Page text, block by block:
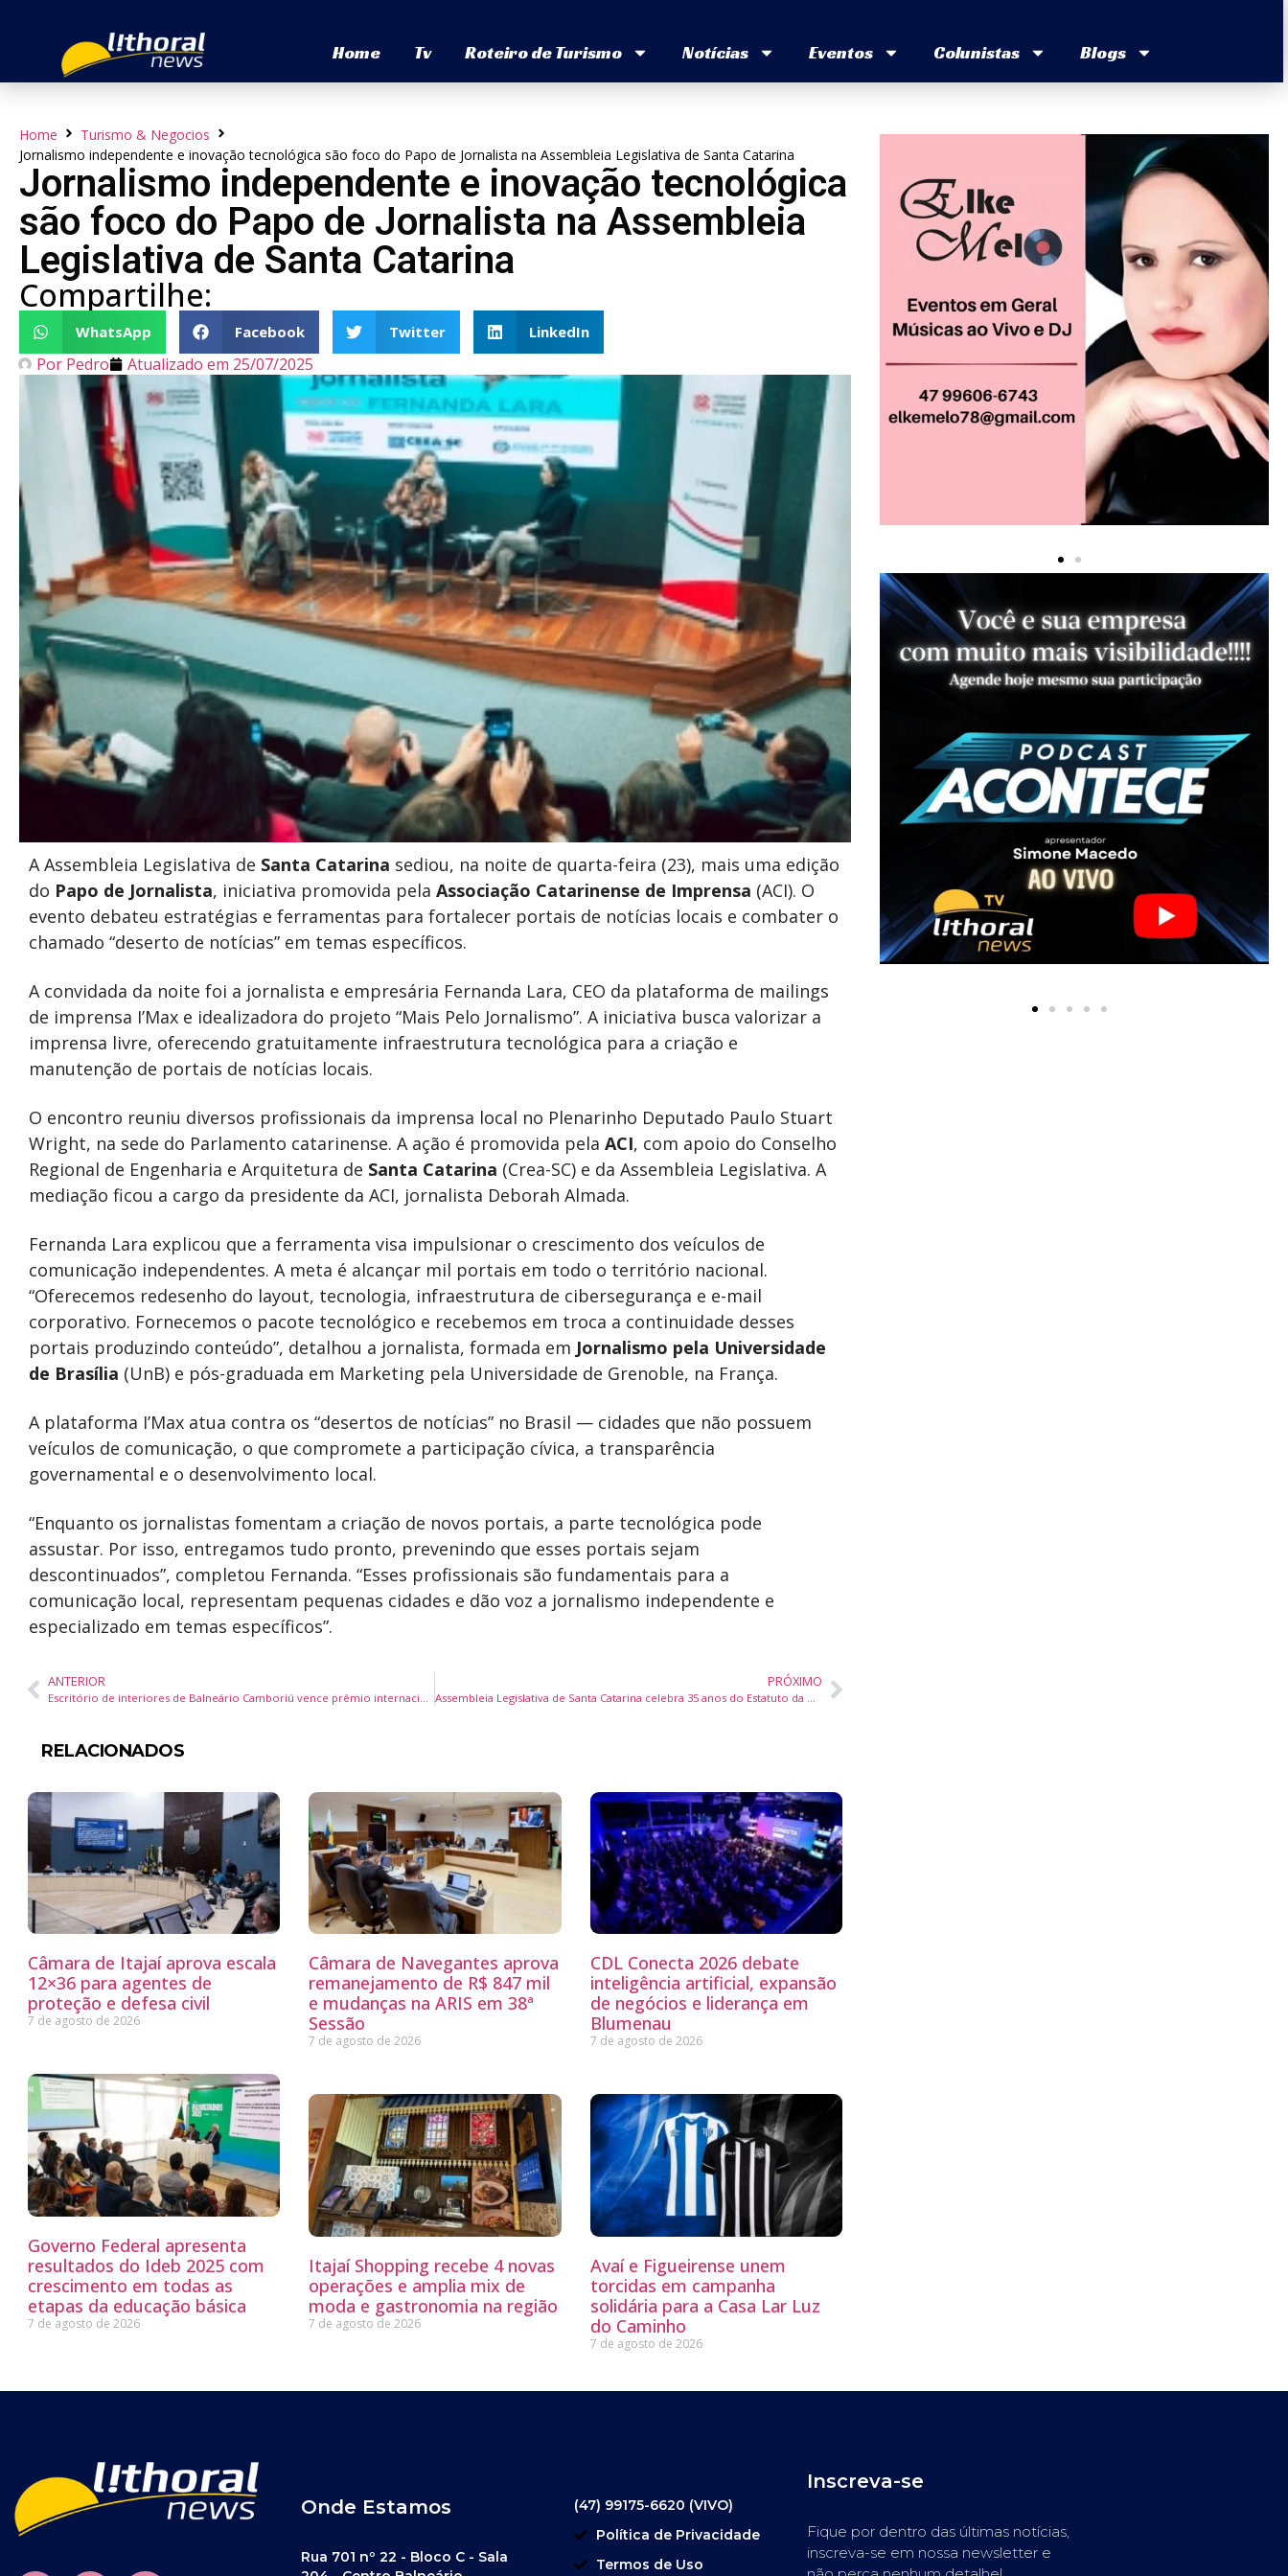
Home Tv Roteiro de Turismo Notícias Eventos Colunistas Blogs
Home
Turismo & Negocios
Jornalismo independente e inovação tecnológica são foco do Papo de Jornalista na Assembleia Legislativa de Santa Catarina
Jornalismo independente e inovação tecnológica
são foco do Papo de Jornalista na Assembleia
Legislativa de Santa Catarina
Compartilhe:
WhatsApp Facebook Twitter LinkedIn
Por Pedro Atualizado em 25/07/2025
A Assembleia Legislativa de Santa Catarina sediou, na noite de quarta-feira (23), mais uma edição
do Papo de Jornalista, iniciativa promovida pela Associação Catarinense de Imprensa (ACI). O
evento debateu estratégias e ferramentas para fortalecer portais de notícias locais e combater o
chamado “deserto de notícias” em temas específicos.
A convidada da noite foi a jornalista e empresária Fernanda Lara, CEO da plataforma de mailings
de imprensa I’Max e idealizadora do projeto “Mais Pelo Jornalismo”. A iniciativa busca valorizar a
imprensa livre, oferecendo gratuitamente infraestrutura tecnológica para a criação e
manutenção de portais de notícias locais.
O encontro reuniu diversos profissionais da imprensa local no Plenarinho Deputado Paulo Stuart
Wright, na sede do Parlamento catarinense. A ação é promovida pela ACI, com apoio do Conselho
Regional de Engenharia e Arquitetura de Santa Catarina (Crea-SC) e da Assembleia Legislativa. A
mediação ficou a cargo da presidente da ACI, jornalista Deborah Almada.
Fernanda Lara explicou que a ferramenta visa impulsionar o crescimento dos veículos de
comunicação independentes. A meta é alcançar mil portais em todo o território nacional.
“Oferecemos redesenho do layout, tecnologia, infraestrutura de cibersegurança e e-mail
corporativo. Fornecemos o pacote tecnológico e recebemos em troca a continuidade desses
portais produzindo conteúdo”, detalhou a jornalista, formada em Jornalismo pela Universidade
de Brasília (UnB) e pós-graduada em Marketing pela Universidade de Grenoble, na França.
A plataforma I’Max atua contra os “desertos de notícias” no Brasil — cidades que não possuem
veículos de comunicação, o que compromete a participação cívica, a transparência
governamental e o desenvolvimento local.
“Enquanto os jornalistas fomentam a criação de novos portais, a parte tecnológica pode
assustar. Por isso, entregamos tudo pronto, prevenindo que esses portais sejam
descontinuados”, completou Fernanda. “Esses profissionais são fundamentais para a
comunicação local, representam pequenas cidades e dão voz a jornalismo independente e
especializado em temas específicos”.
ANTERIOR
Escritório de interiores de Balneário Camboriú vence prêmio internacional de design na Itália
PRÓXIMO
Assembleia Legislativa de Santa Catarina celebra 35 anos do Estatuto da Criança e do Adolescente com debates e homenagens
RELACIONADOS
Câmara de Itajaí aprova escala
12×36 para agentes de
proteção e defesa civil
7 de agosto de 2026
Câmara de Navegantes aprova
remanejamento de R$ 847 mil
e mudanças na ARIS em 38ª
Sessão
7 de agosto de 2026
CDL Conecta 2026 debate
inteligência artificial, expansão
de negócios e liderança em
Blumenau
7 de agosto de 2026
Governo Federal apresenta
resultados do Ideb 2025 com
crescimento em todas as
etapas da educação básica
7 de agosto de 2026
Itajaí Shopping recebe 4 novas
operações e amplia mix de
moda e gastronomia na região
7 de agosto de 2026
Avaí e Figueirense unem
torcidas em campanha
solidária para a Casa Lar Luz
do Caminho
7 de agosto de 2026
Onde Estamos
Rua 701 nº 22 - Bloco C - Sala
(47) 99175-6620 (VIVO)
Política de Privacidade
Termos de Uso
Inscreva-se
Fique por dentro das últimas notícias,
inscreva-se em nossa newsletter e